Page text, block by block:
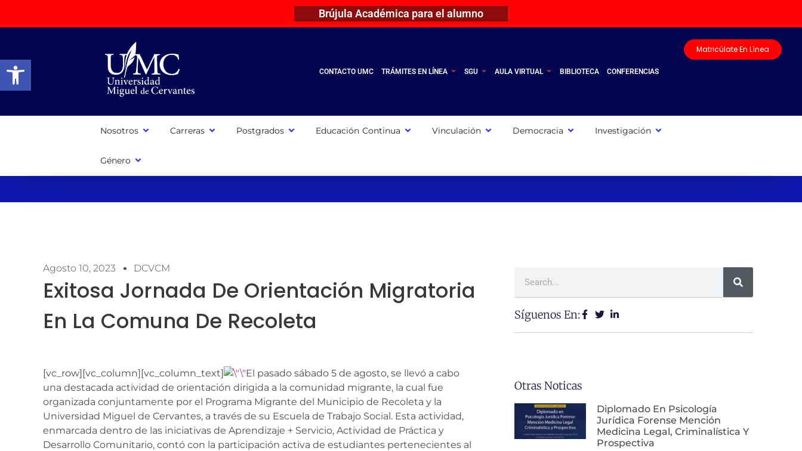
Abrir barra de herramientas
Brújula Académica para el alumno
CONTACTO UMC TRÁMITES EN LÍNEA SGU AULA VIRTUAL BIBLIOTECA CONFERENCIAS
Matricúlate En Línea
Nosotros Carreras Postgrados Educación Continua Vinculación Democracia Investigación
Género
Agosto 10, 2023 DCVCM
Exitosa Jornada De Orientación Migratoria
En La Comuna De Recoleta
[vc_row][vc_column][vc_column_text]
El pasado sábado 5 de agosto, se llevó a cabo
una destacada actividad de orientación dirigida a la comunidad migrante, la cual fue
organizada conjuntamente por el Programa Migrante del Municipio de Recoleta y la
Universidad Miguel de Cervantes, a través de su Escuela de Trabajo Social. Esta actividad,
enmarcada dentro de las iniciativas de Aprendizaje + Servicio, Actividad de Práctica y
Desarrollo Comunitario, contó con la participación activa de estudiantes pertenecientes al
Síguenos En:
Otras Noticas
Diplomado En Psicología
Jurídica Forense Mención
Medicina Legal, Criminalística Y
Prospectiva